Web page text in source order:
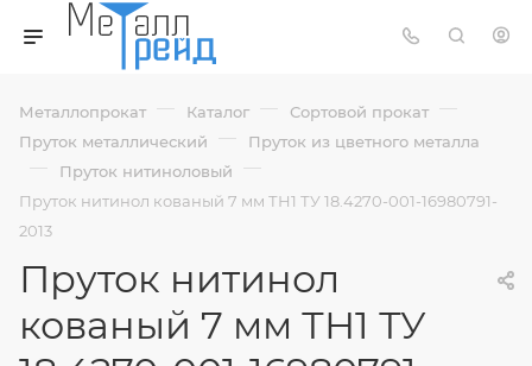
Металлопрокат — Каталог — Сортовой прокат —
Пруток металлический — Пруток из цветного металла
— Пруток нитиноловый —
Пруток нитинол кованый 7 мм ТН1 ТУ 18.4270-001-16980791-
2013
Пруток нитинол
кованый 7 мм ТН1 ТУ